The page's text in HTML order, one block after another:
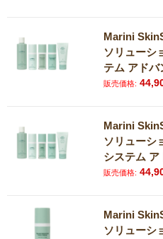
Marini
ソリューシ
テム アドバ
販売価格:
Marini
ソリューシ
システム ア
販売価格:
Marini
ソリューシ